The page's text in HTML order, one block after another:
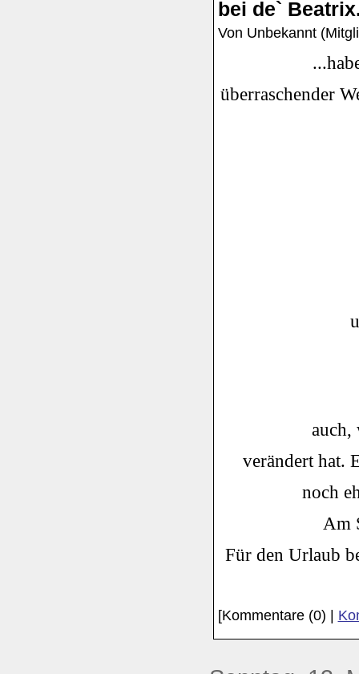
bei de`
Von Unbekannt
überraschender
auch,
verändert hat.
noch
Am
Für den Urlaub
[Kommentare (0) |